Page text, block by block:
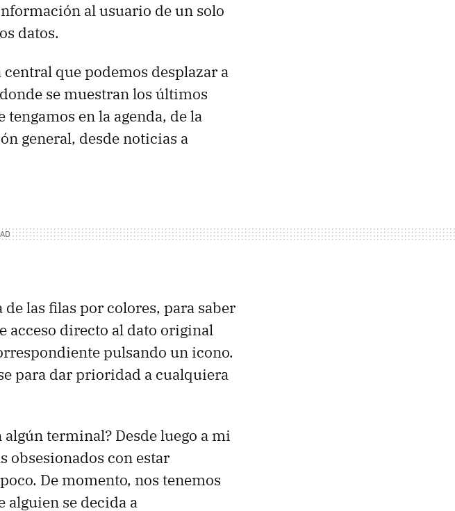
al usuario de un solo
datos.
que podemos desplazar a
se muestran los últimos
en la agenda, de la
general, desde noticias a
de las filas por colores, para saber
acceso directo al dato original
pulsando un icono.
para dar prioridad a cualquiera
terminal? Desde luego a mi
obsesionados con estar
De momento, nos tenemos
alguien se decida a